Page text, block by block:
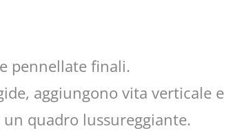
pennellate finali.
aggiungono vita verticale e
quadro lussureggiante.